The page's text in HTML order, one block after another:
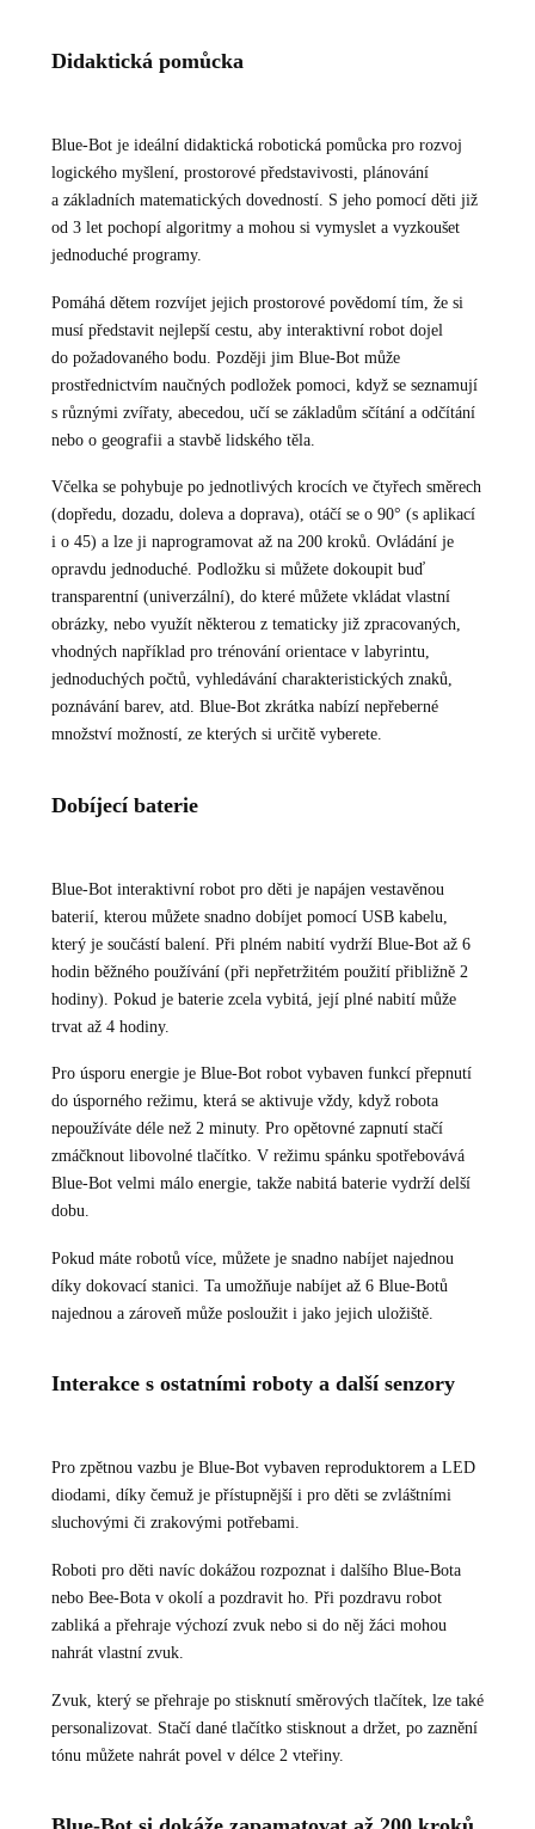
Didaktická pomůcka
Blue-Bot je ideální didaktická robotická pomůcka pro rozvoj
logického myšlení, prostorové představivosti, plánování
a základních matematických dovedností. S jeho pomocí děti již
od 3 let pochopí algoritmy a mohou si vymyslet a vyzkoušet
jednoduché programy.
Pomáhá dětem rozvíjet jejich prostorové povědomí tím, že si
musí představit nejlepší cestu, aby interaktivní robot dojel
do požadovaného bodu. Později jim Blue-Bot může
prostřednictvím naučných podložek pomoci, když se seznamují
s různými zvířaty, abecedou, učí se základům sčítání a odčítání
nebo o geografii a stavbě lidského těla.
Včelka se pohybuje po jednotlivých krocích ve čtyřech směrech
(dopředu, dozadu, doleva a doprava), otáčí se o 90° (s aplikací
i o 45) a lze ji naprogramovat až na 200 kroků. Ovládání je
opravdu jednoduché. Podložku si můžete dokoupit buď
transparentní (univerzální), do které můžete vkládat vlastní
obrázky, nebo využít některou z tematicky již zpracovaných,
vhodných například pro trénování orientace v labyrintu,
jednoduchých počtů, vyhledávání charakteristických znaků,
poznávání barev, atd. Blue-Bot zkrátka nabízí nepřeberné
množství možností, ze kterých si určitě vyberete.
Dobíjecí baterie
Blue-Bot interaktivní robot pro děti je napájen vestavěnou
baterií, kterou můžete snadno dobíjet pomocí USB kabelu,
který je součástí balení. Při plném nabití vydrží Blue-Bot až 6
hodin běžného používání (při nepřetržitém použití přibližně 2
hodiny). Pokud je baterie zcela vybitá, její plné nabití může
trvat až 4 hodiny.
Pro úsporu energie je Blue-Bot robot vybaven funkcí přepnutí
do úsporného režimu, která se aktivuje vždy, když robota
nepoužíváte déle než 2 minuty. Pro opětovné zapnutí stačí
zmáčknout libovolné tlačítko. V režimu spánku spotřebovává
Blue-Bot velmi málo energie, takže nabitá baterie vydrží delší
dobu.
Pokud máte robotů více, můžete je snadno nabíjet najednou
díky dokovací stanici. Ta umožňuje nabíjet až 6 Blue-Botů
najednou a zároveň může posloužit i jako jejich uložiště.
Interakce s ostatními roboty a další senzory
Pro zpětnou vazbu je Blue-Bot vybaven reproduktorem a LED
diodami, díky čemuž je přístupnější i pro děti se zvláštními
sluchovými či zrakovými potřebami.
Roboti pro děti navíc dokážou rozpoznat i dalšího Blue-Bota
nebo Bee-Bota v okolí a pozdravit ho. Při pozdravu robot
zabliká a přehraje výchozí zvuk nebo si do něj žáci mohou
nahrát vlastní zvuk.
Zvuk, který se přehraje po stisknutí směrových tlačítek, lze také
personalizovat. Stačí dané tlačítko stisknout a držet, po zaznění
tónu můžete nahrát povel v délce 2 vteřiny.